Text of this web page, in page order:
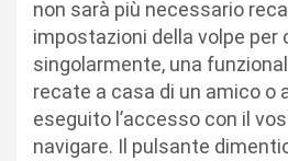
non sarà più necessario
impostazioni della volpe per
singolarmente, una
recate a casa di un amico o
eseguito l’accesso con il
navigare. Il pulsante